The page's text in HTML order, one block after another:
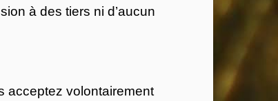
à des tiers ni d’aucun
acceptez volontairement